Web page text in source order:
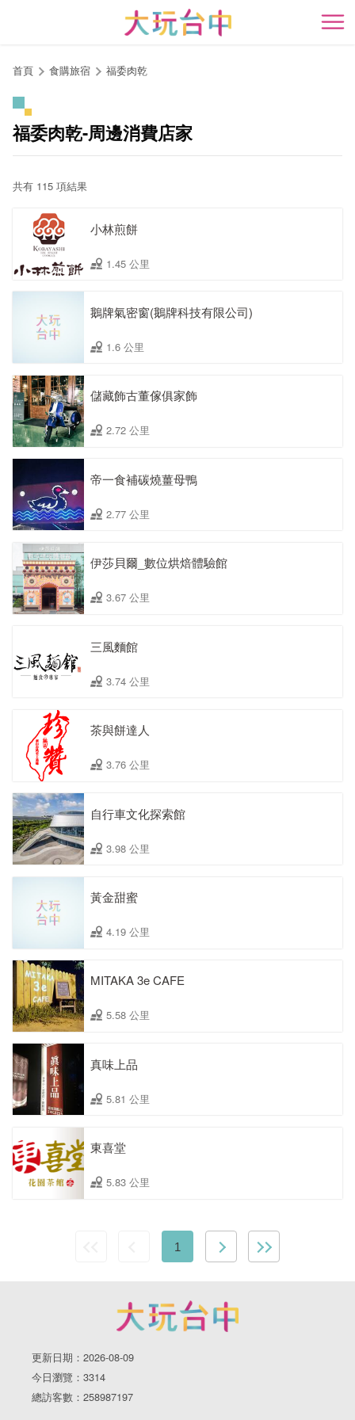
開
首頁 食購旅宿 福委肉乾
福委肉乾-周邊消費店家
共有 115 項結果
小林煎餅
1.45 公里
鵝牌氣密窗(鵝牌科技有限公司)
1.6 公里
儲藏飾古董傢俱家飾
2.72 公里
帝一食補碳燒薑母鴨
2.77 公里
伊莎貝爾_數位烘焙體驗館
3.67 公里
三風麵館
3.74 公里
茶與餅達人
3.76 公里
自行車文化探索館
3.98 公里
黃金甜蜜
4.19 公里
MITAKA 3e CAFE
5.58 公里
真味上品
5.81 公里
東喜堂
5.83 公里
1
更新日期：2026-08-09
今日瀏覽：3314
總訪客數：258987197